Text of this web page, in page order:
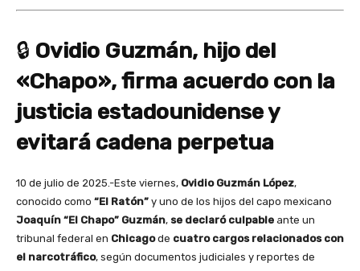
🔒 Ovidio Guzmán, hijo del
«Chapo», firma acuerdo con la
justicia estadounidense y
evitará cadena perpetua
10 de julio de 2025.-Este viernes, Ovidio Guzmán López,
conocido como “El Ratón” y uno de los hijos del capo mexicano
Joaquín “El Chapo” Guzmán, se declaró culpable ante un
tribunal federal en Chicagode cuatro cargos relacionados con
el narcotráfico, según documentos judiciales y reportes de